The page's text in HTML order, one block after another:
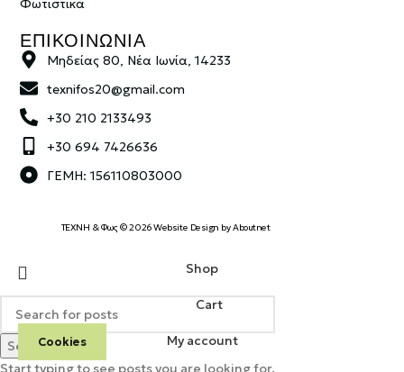
Φωτιστικά
ΕΠΙΚΟΙΝΩΝΙΑ
Μηδείας 80, Νέα Ιωνία, 14233
texnifos20@gmail.com
+30 210 2133493
+30 694 7426636
ΓΕΜΗ: 156110803000
ΤΕΧΝΗ & Φως © 2026 Website Design byAboutnet
Search
Shop
Cart
My account
Cookies